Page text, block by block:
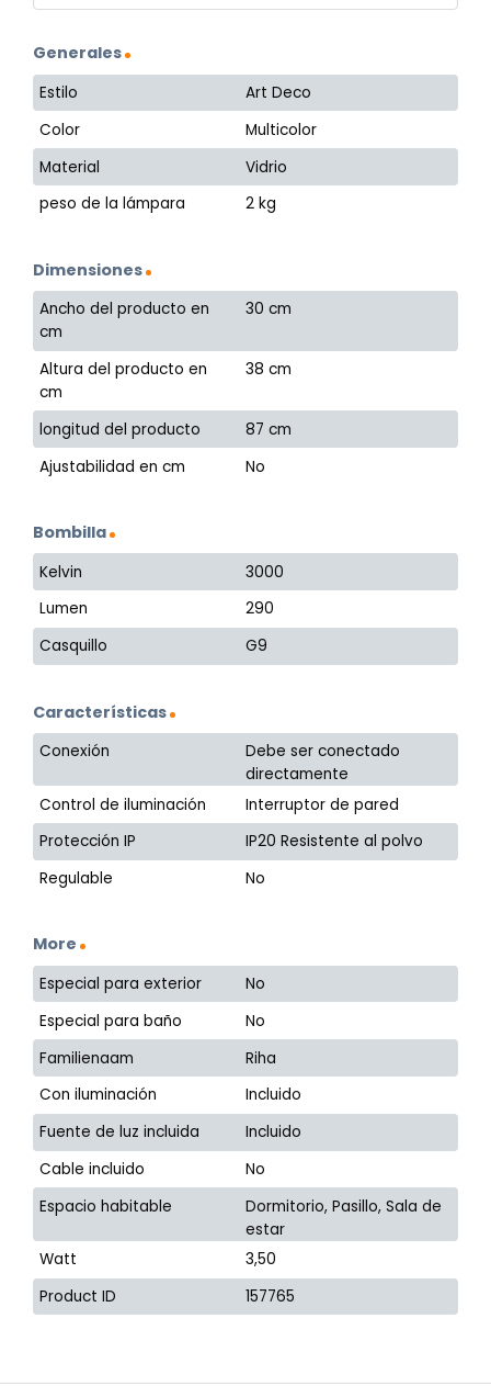
Generales
Estilo
Art Deco
Color
Multicolor
Material
Vidrio
peso de la lámpara
2 kg
Dimensiones
Ancho del producto en
cm
30 cm
Altura del producto en
cm
38 cm
longitud del producto
87 cm
Ajustabilidad en cm
No
Bombilla
Kelvin
3000
Lumen
290
Casquillo
G9
Características
Conexión
Debe ser conectado
directamente
Control de iluminación
Interruptor de pared
Protección IP
IP20 Resistente al polvo
Regulable
No
More
Especial para exterior
No
Especial para baño
No
Familienaam
Riha
Con iluminación
Incluido
Fuente de luz incluida
Incluido
Cable incluido
No
Espacio habitable
Dormitorio, Pasillo, Sala de
estar
Watt
3,50
Product ID
157765